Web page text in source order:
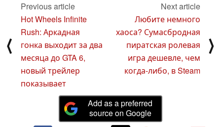
⟨
Previous article
Hot Wheels Infinite
Rush: Аркадная
гонка выходит за два
месяца до GTA 6,
новый трейлер
показывает
Next article
Любите немного
хаоса? Сумасбродная
пиратская ролевая
игра дешевле, чем
когда-либо, в Steam
⟩
Add as a preferred
source on Google